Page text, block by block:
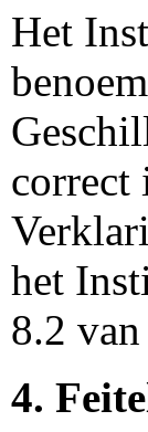
Het
correct
het
8.2
4.